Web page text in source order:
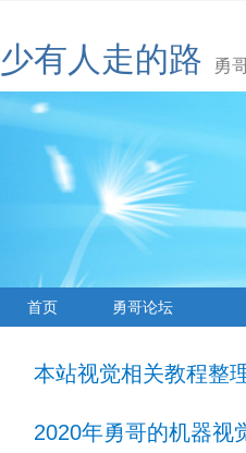
少有人走的路 勇
首页 勇哥论坛
本站视觉相关教程整
2020年勇哥的机器视